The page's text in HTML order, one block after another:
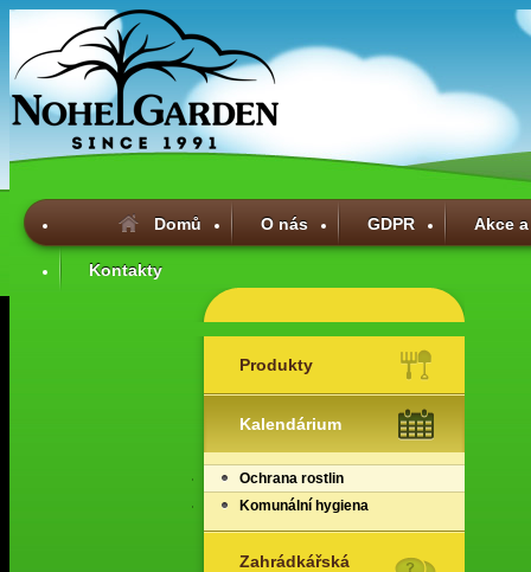
Domů O nás GDPR Akce
Kontakty
Produkty
Kalendárium
Ochrana rostlin
Komunální hygiena
Zahrádkářská